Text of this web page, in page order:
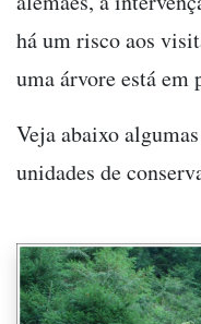
há um risco aos
uma árvore está
Veja abaixo
unidades de